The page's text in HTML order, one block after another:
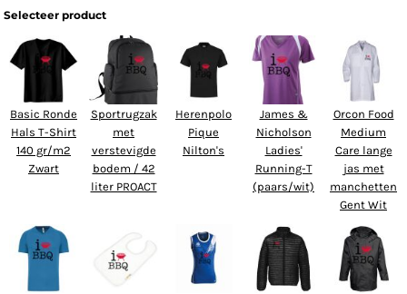
Selecteer product
Basic Ronde
Hals T-Shirt
140 gr/m2
Zwart
Sportrugzak
met
verstevigde
bodem / 42
liter PROACT
Herenpolo
Pique
Nilton's
James &
Nicholson
Ladies'
Running-T
(paars/wit)
Orcon Food
Medium
Care lange
jas met
manchetten
Gent Wit